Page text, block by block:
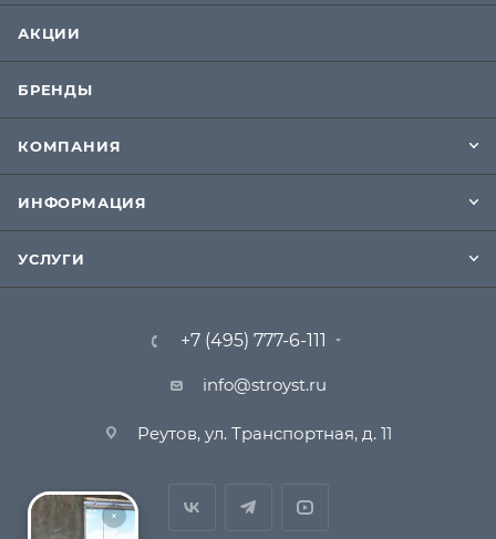
АКЦИИ
БРЕНДЫ
КОМПАНИЯ
ИНФОРМАЦИЯ
УСЛУГИ
+7 (495) 777-6-111
info@stroyst.ru
Реутов, ул. Транспортная, д. 11